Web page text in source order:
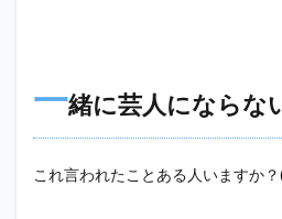
一緒に芸人にならな
これ言われたことある人いますか？